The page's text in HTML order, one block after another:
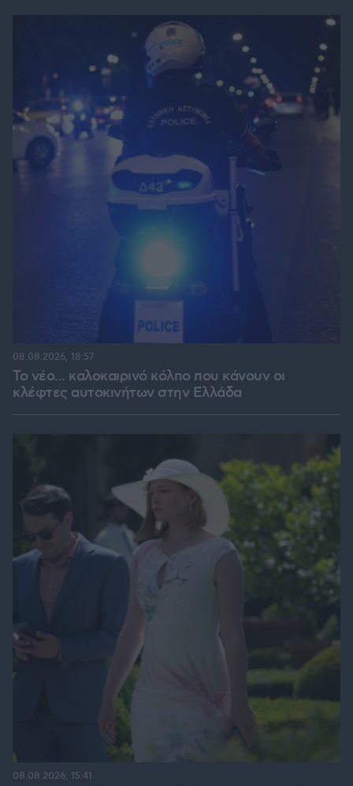
Το νέο... καλοκαιρινό κόλπο που κάνουν οι
κλέφτες αυτοκινήτων στην Ελλάδα
08.08.2026, 18:57
08.08.2026, 15:41